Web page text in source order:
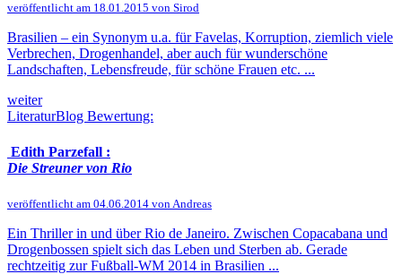
veröffentlicht am 18.01.2015 von Sirod
Brasilien – ein Synonym u.a. für Favelas, Korruption, ziemlich viele
Verbrechen, Drogenhandel, aber auch für wunderschöne
Landschaften, Lebensfreude, für schöne Frauen etc. ...
weiter
LiteraturBlog Bewertung:
Edith Parzefall :
Die Streuner von Rio
veröffentlicht am 04.06.2014 von Andreas
Ein Thriller in und über Rio de Janeiro. Zwischen Copacabana und
Drogenbossen spielt sich das Leben und Sterben ab. Gerade
rechtzeitig zur Fußball-WM 2014 in Brasilien ...